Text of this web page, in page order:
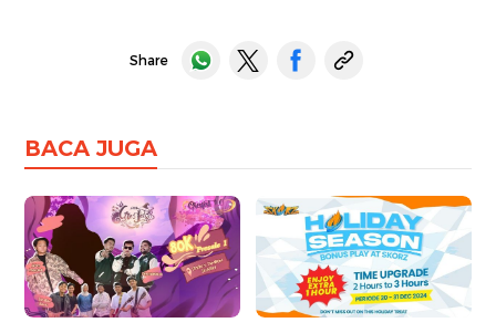
Share
BACA JUGA